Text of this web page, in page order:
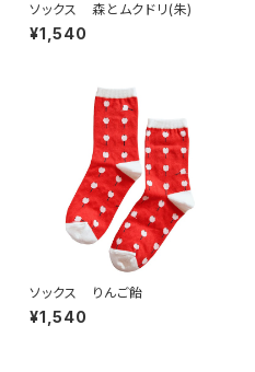
ソックス 森とムクドリ(朱)
¥1,540
ソックス りんご飴
¥1,540